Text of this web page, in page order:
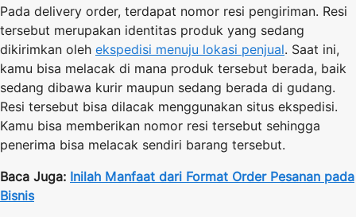
Pada delivery order, terdapat nomor resi pengiriman. Resi
tersebut merupakan identitas produk yang sedang
dikirimkan oleh ekspedisi menuju lokasi penjual. Saat ini,
kamu bisa melacak di mana produk tersebut berada, baik
sedang dibawa kurir maupun sedang berada di gudang.
Resi tersebut bisa dilacak menggunakan situs ekspedisi.
Kamu bisa memberikan nomor resi tersebut sehingga
penerima bisa melacak sendiri barang tersebut.
Baca Juga: Inilah Manfaat dari Format Order Pesanan pada
Bisnis